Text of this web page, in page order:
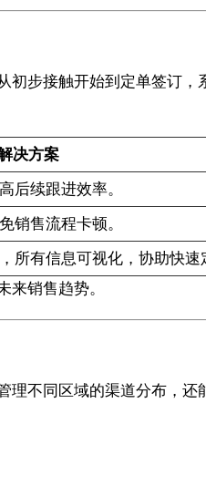
步接触开始到定单签订
决方案
后续跟进效率。
销售流程卡顿。
所有信息可视化，协助快速
销售趋势。
不同区域的渠道分布，还